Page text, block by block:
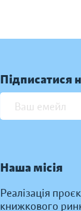
Підписатися
Наша місія
Реалізація
книжкового